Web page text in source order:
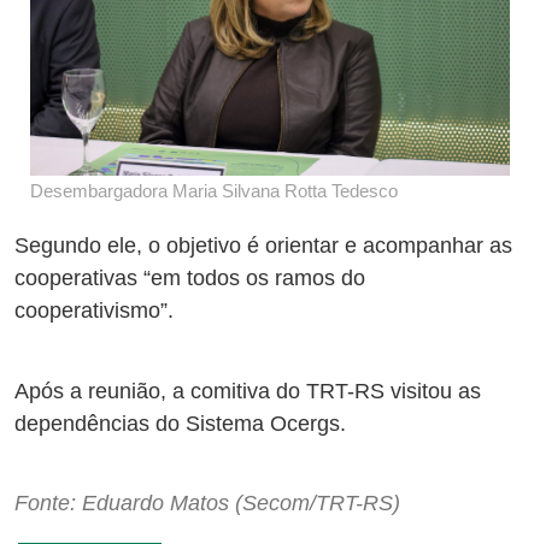
Desembargadora Maria Silvana Rotta Tedesco
Segundo ele, o objetivo é orientar e acompanhar as
cooperativas “em todos os ramos do
cooperativismo”.
Após a reunião, a comitiva do TRT-RS visitou as
dependências do Sistema Ocergs.
Fonte: Eduardo Matos (Secom/TRT-RS)